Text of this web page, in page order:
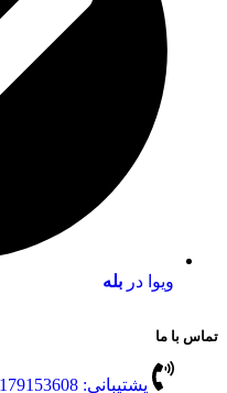
ویوا در بله
تماس با ما
پشتیبانی: 09179153608